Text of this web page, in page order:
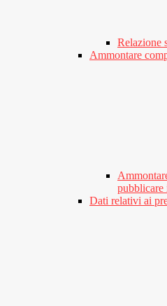
Relazione
Ammontare
pubblicare
Dati relativi ai